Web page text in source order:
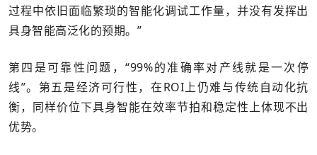
过程中依旧面临繁琐的智能化调试工作量，并没有发挥出
具身智能高泛化的预期。”
第四是可靠性问题，“99%的准确率对产线就是一次停
线”。第五是经济可行性，在ROI上仍难与传统自动化抗
衡，同样价位下具身智能在效率节拍和稳定性上体现不出
优势。